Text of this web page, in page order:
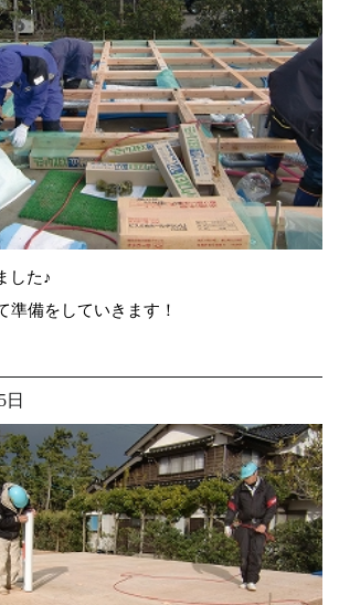
した♪
準備をしていきます！